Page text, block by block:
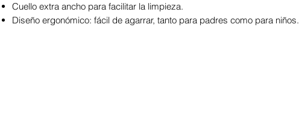
Cuello extra ancho para facilitar la limpieza.
Diseño ergonómico: fácil de agarrar, tanto para padres como para niños.